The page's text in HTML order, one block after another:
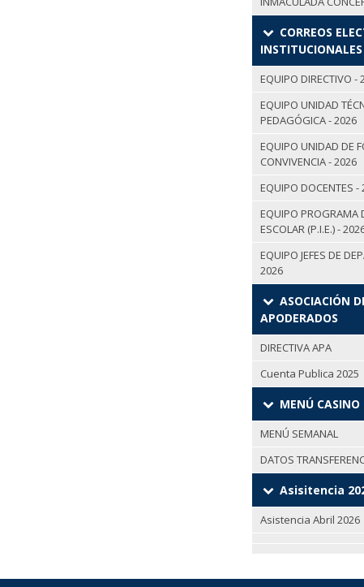
CORREOS
EQUIPO DIRECTIVO -
EQUIPO UNIDAD
PEDAGÓGICA - 2026
EQUIPO UNIDAD DE
CONVIVENCIA - 2026
EQUIPO DOCENTES -
EQUIPO PROGRAMA
ESCOLAR (P.I.E.) -
EQUIPO JEFES DE
2026
ASOCIACIÓN
APODERADOS
DIRECTIVA APA
Cuenta Publica 2025
MENÚ CASINO
MENÚ SEMANAL
DATOS
Asisitencia
Asistencia Abril 2026